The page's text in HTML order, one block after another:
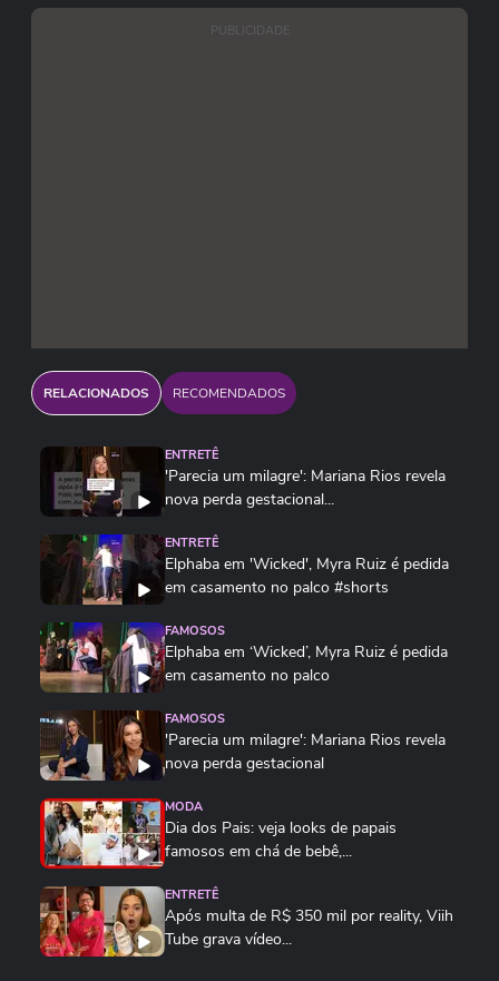
PUBLICIDADE
RELACIONADOS RECOMENDADOS
ENTRETÊ
'Parecia um milagre': Mariana Rios revela
nova perda gestacional...
ENTRETÊ
Elphaba em 'Wicked', Myra Ruiz é pedida
em casamento no palco #shorts
FAMOSOS
Elphaba em ‘Wicked’, Myra Ruiz é pedida
em casamento no palco
FAMOSOS
'Parecia um milagre': Mariana Rios revela
nova perda gestacional
MODA
Dia dos Pais: veja looks de papais
famosos em chá de bebê,...
ENTRETÊ
Após multa de R$ 350 mil por reality, Viih
Tube grava vídeo...